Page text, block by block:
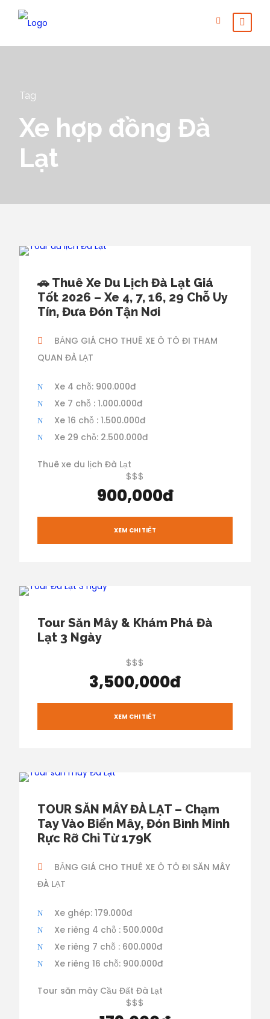
Tag
Xe hợp đồng Đà
Lạt
🚗 Thuê Xe Du Lịch Đà Lạt Giá
Tốt 2026 – Xe 4, 7, 16, 29 Chỗ Uy
Tín, Đưa Đón Tận Nơi
BẢNG GIÁ CHO THUÊ XE Ô TÔ ĐI THAM
QUAN ĐÀ LẠT
Xe 4 chỗ: 900.000đ
Xe 7 chỗ : 1.000.000đ
Xe 16 chỗ : 1.500.000đ
Xe 29 chỗ: 2.500.000đ
Thuê xe du lịch Đà Lạt
$$$
900,000đ
XEM CHI TIẾT
Tour Săn Mây & Khám Phá Đà
Lạt 3 Ngày
$$$
3,500,000đ
XEM CHI TIẾT
TOUR SĂN MÂY ĐÀ LẠT – Chạm
Tay Vào Biển Mây, Đón Bình Minh
Rực Rỡ Chỉ Từ 179K
BẢNG GIÁ CHO THUÊ XE Ô TÔ ĐI SĂN MÂY
ĐÀ LẠT
Xe ghép: 179.000đ
Xe riêng 4 chỗ : 500.000đ
Xe riêng 7 chỗ : 600.000đ
Xe riêng 16 chỗ: 900.000đ
Tour săn mây Cầu Đất Đà Lạt
$$$